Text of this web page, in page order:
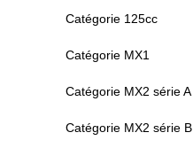
Catégorie 125cc
Catégorie MX1
Catégorie MX2 série A
Catégorie MX2 série B